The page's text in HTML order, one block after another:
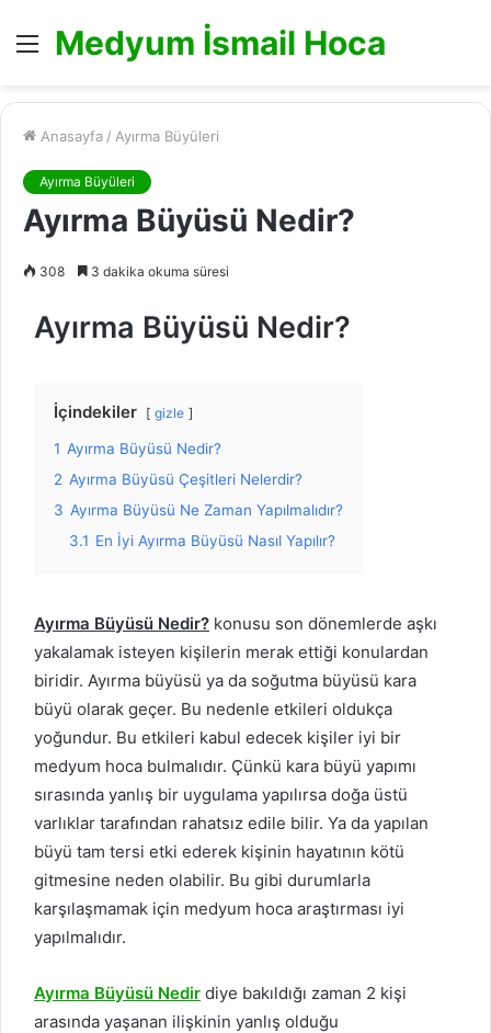
MenüMedyum İsmail Hoca
Anasayfa / Ayırma Büyüleri
Ayırma Büyüleri
Ayırma Büyüsü Nedir?
308 3 dakika okuma süresi
Ayırma Büyüsü Nedir?
İçindekiler gizle
1 Ayırma Büyüsü Nedir?
2 Ayırma Büyüsü Çeşitleri Nelerdir?
3 Ayırma Büyüsü Ne Zaman Yapılmalıdır?
3.1 En İyi Ayırma Büyüsü Nasıl Yapılır?
Ayırma Büyüsü Nedir? konusu son dönemlerde aşkı
yakalamak isteyen kişilerin merak ettiği konulardan
biridir. Ayırma büyüsü ya da soğutma büyüsü kara
büyü olarak geçer. Bu nedenle etkileri oldukça
yoğundur. Bu etkileri kabul edecek kişiler iyi bir
medyum hoca bulmalıdır. Çünkü kara büyü yapımı
sırasında yanlış bir uygulama yapılırsa doğa üstü
varlıklar tarafından rahatsız edile bilir. Ya da yapılan
büyü tam tersi etki ederek kişinin hayatının kötü
gitmesine neden olabilir. Bu gibi durumlarla
karşılaşmamak için medyum hoca araştırması iyi
yapılmalıdır.
Ayırma Büyüsü Nedir diye bakıldığı zaman 2 kişi
arasında yaşanan ilişkinin yanlış olduğu